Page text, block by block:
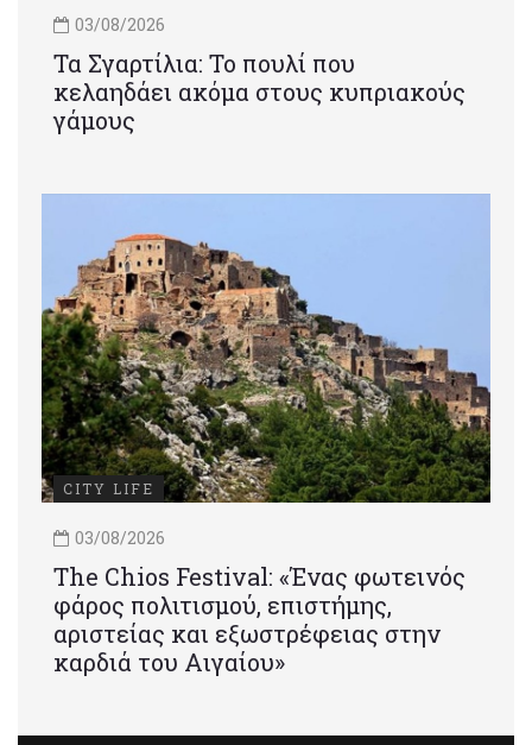
03/08/2026
Τα Σγαρτίλια: Το πουλί που
κελαηδάει ακόμα στους κυπριακούς
γάμους
CITY LIFE
03/08/2026
Τhe Chios Festival: «Ένας φωτεινός
φάρος πολιτισμού, επιστήμης,
αριστείας και εξωστρέφειας στην
καρδιά του Αιγαίου»